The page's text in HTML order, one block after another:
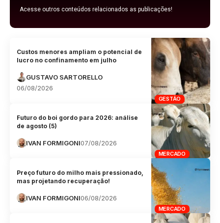
Acesse outros conteúdos relacionados as publicações!
GESTÃO
Custos menores ampliam o potencial de
lucro no confinamento em julho
GUSTAVO SARTORELLO
06/08/2026
MERCADO
Futuro do boi gordo para 2026: análise
de agosto (5)
IVAN FORMIGONI07/08/2026
MERCADO
Preço futuro do milho mais pressionado,
mas projetando recuperação!
IVAN FORMIGONI06/08/2026